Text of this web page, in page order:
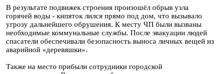
В результате подвижек строения произошёл обрыв узла
горячей воды - кипяток лился прямо под дом, что вызывало
угрозу дальнейшего обрушения. К месту ЧП были вызваны
необходимые коммунальные службы. После эвакуации людей
спасатели обеспечивали безопасность выноса личных вещей из
аварийной «деревяшки».
Также на место прибыли сотрудники городской